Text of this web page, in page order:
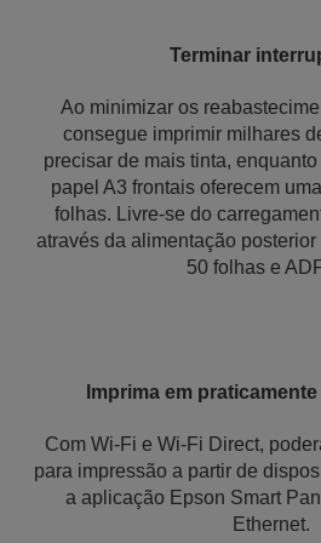
Terminar
Ao minimizar os
consegue imprimir milhares
precisar de mais tinta,
papel A3 frontais oferecem
folhas. Livre-se do
através da alimentação
50 folhas e
Imprima em
Com Wi-Fi e Wi-Fi Direct,
para impressão a partir de
a aplicação Epson Smart
Ethernet.